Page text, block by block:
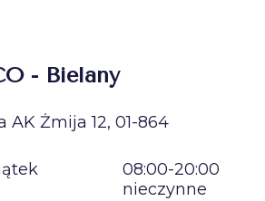
- Bielany
AK Żmija 12, 01-864
08:00-20:00
nieczynne